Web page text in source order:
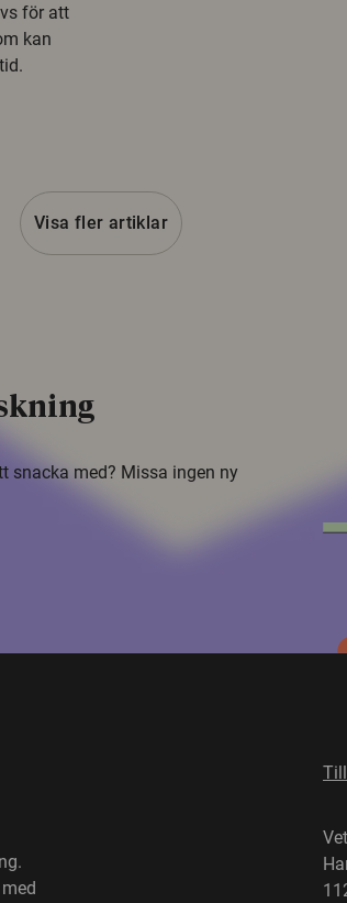
för att
kan
Visa fler artiklar
snacka med? Missa ingen ny